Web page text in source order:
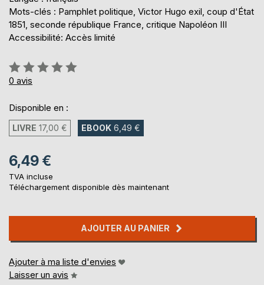
Mots-clés : Pamphlet politique, Victor Hugo exil, coup d'État
1851, seconde république France, critique Napoléon III
Accessibilité: Accès limité
Évaluation:
0%
0 avis
Disponible en :
LIVRE 17,00 € EBOOK 6,49 €
6,49 €
TVA incluse
Téléchargement disponible dès maintenant
AJOUTER AU PANIER
Ajouter à ma liste d'envies
Laisser un avis